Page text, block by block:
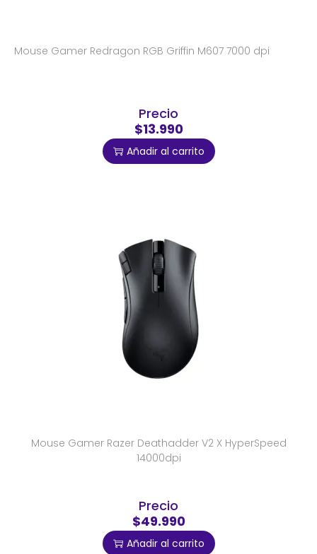
Mouse Gamer Redragon RGB Griffin M607 7000 dpi
Precio
$13.990
Añadir al carrito
Mouse Gamer Razer Deathadder V2 X HyperSpeed
14000dpi
Precio
$49.990
Añadir al carrito